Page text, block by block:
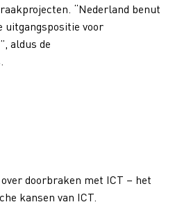
“Nederland benut
uitgangspositie voor
aldus de
doorbraken met ICT – het
kansen van ICT.